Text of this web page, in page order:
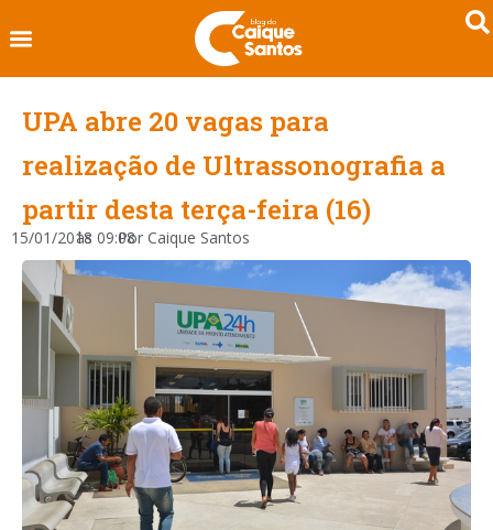
UPA abre 20 vagas para
realização de Ultrassonografia a
partir desta terça-feira (16)
15/01/2018
às 09:08
Por Caique Santos